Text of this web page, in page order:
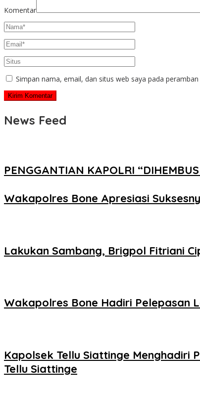
Komentar
Simpan nama, email, dan situs web saya pada
News Feed
PENGGANTIAN KAPOLRI
Wakapolres Bone Apresiasi
Lakukan Sambang, Brigpol Fitriani
Wakapolres Bone Hadiri Pelepasan
Kapolsek Tellu Siattinge Menghadiri
Tellu Siattinge